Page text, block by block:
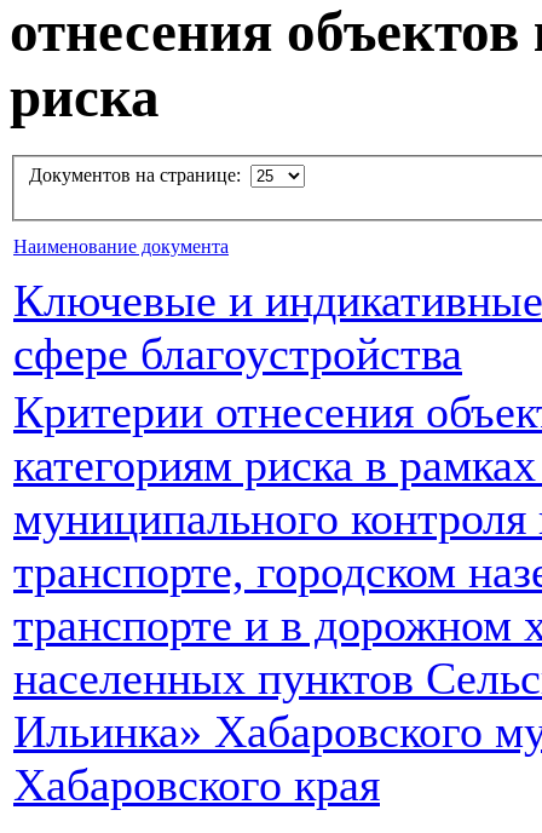
отнесения
риска
Документов на странице:
Наименование документа
Ключевые и индикативные
сфере благоустройства
Критерии отнесения
категориям риска в
муниципального
транспорте, городском
транспорте и в дорожном
населенных пунктов
Ильинка» Хабаровского
Хабаровского края